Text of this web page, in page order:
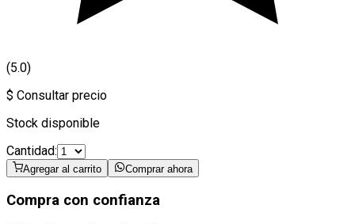
(5.0)
$ Consultar precio
Stock disponible
Cantidad:
Agregar al carrito Comprar ahora
Compra con confianza